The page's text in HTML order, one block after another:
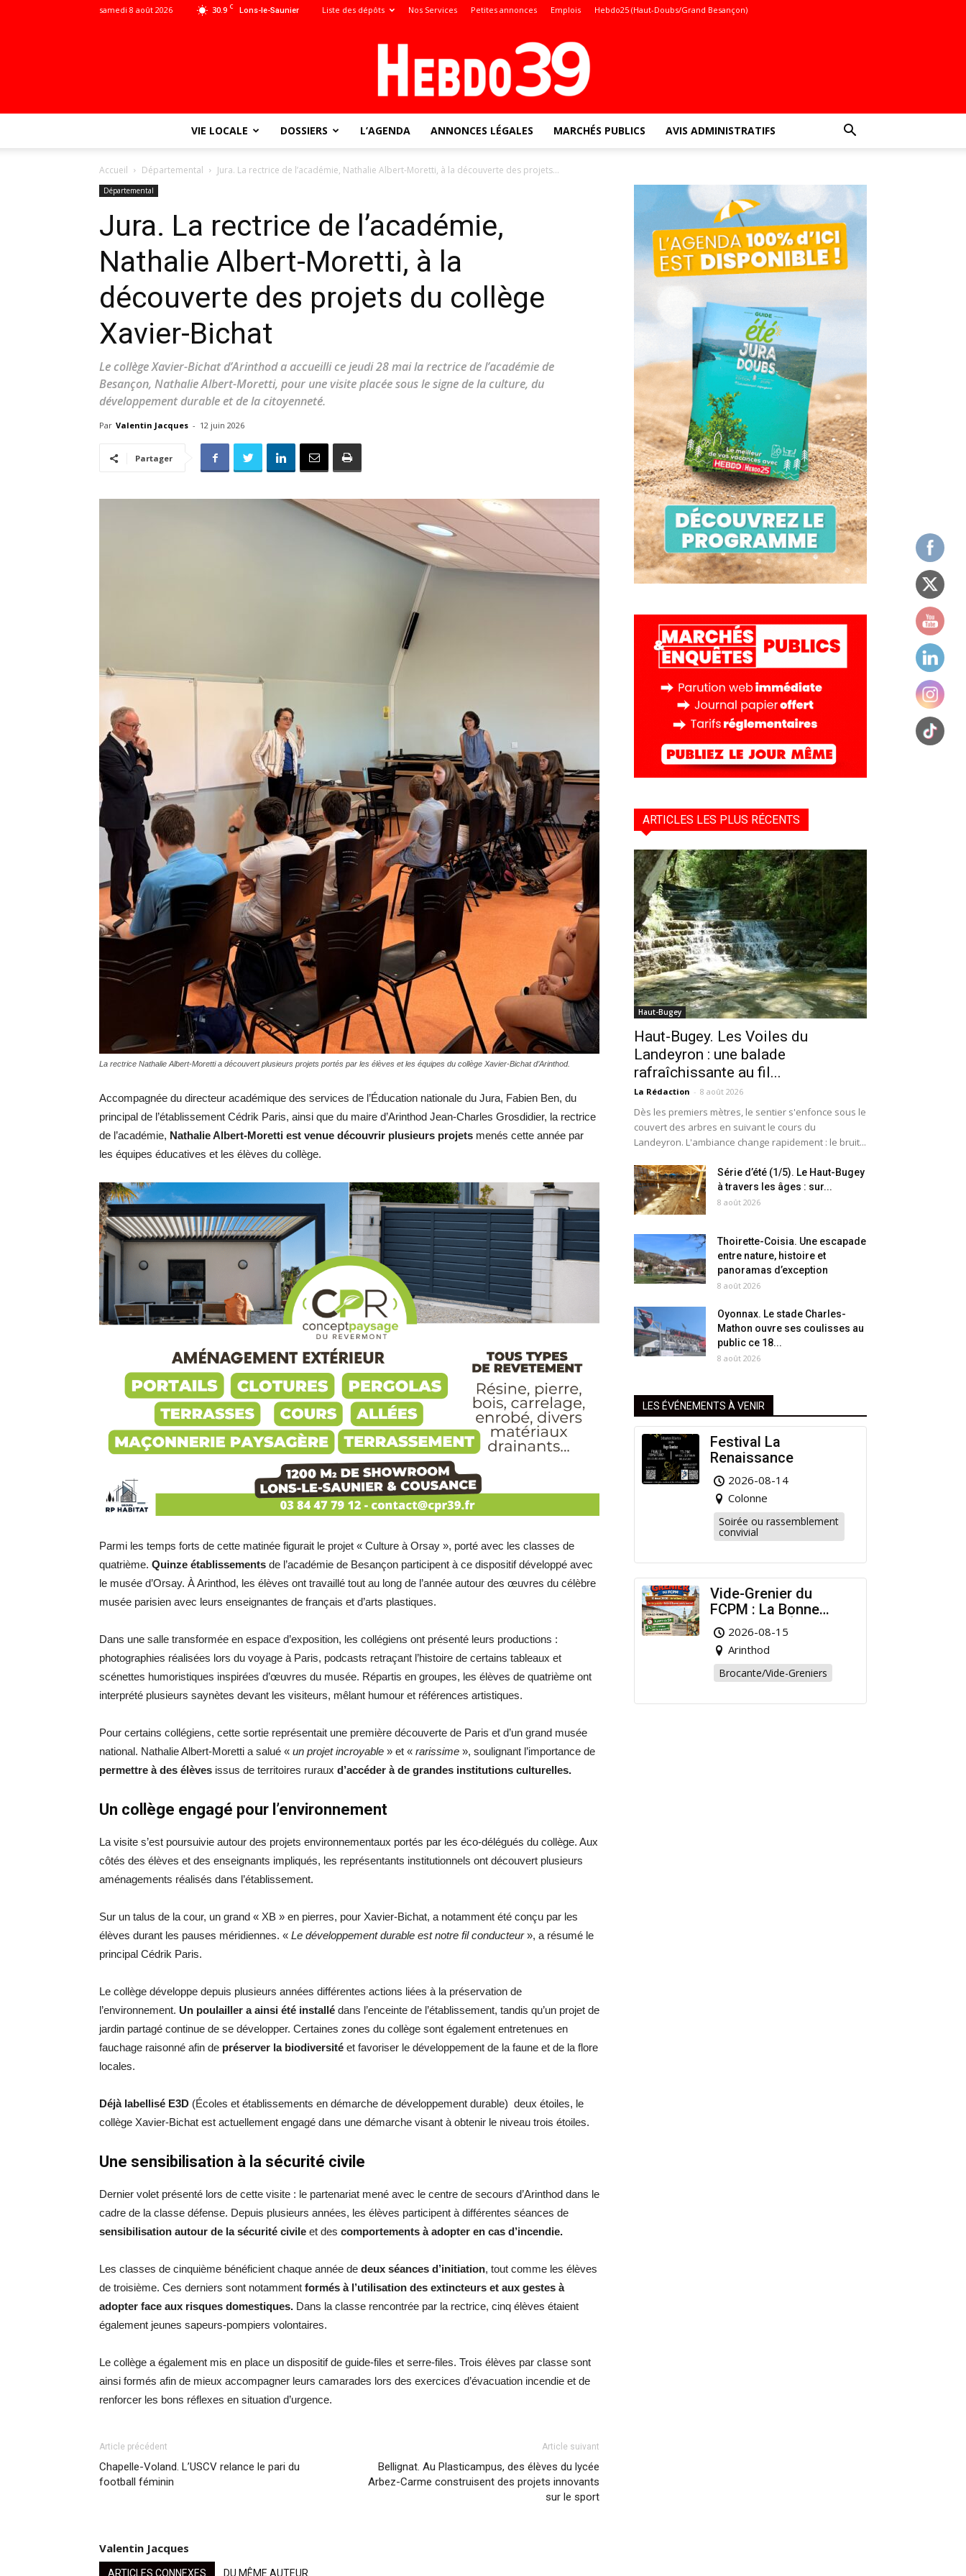
30.9 C Lons-le-Saunier
samedi 8 août 2026 Liste des dépôts Nos Services Petites annonces Emplois Hebdo25 (Haut-Doubs/Grand Besançon)
locale
VIE LOCALE DOSSIERS L’AGENDA ANNONCES LÉGALES MARCHÉS PUBLICS AVIS ADMINISTRATIFS
Accueil Départemental Jura. La rectrice de l’académie, Nathalie Albert-Moretti, à la découverte des projets...
Départemental
Jura. La rectrice de l’académie,
Nathalie Albert-Moretti, à la
découverte des projets du collège
Xavier-Bichat
Le collège Xavier-Bichat d’Arinthod a accueilli ce jeudi 28 mai la rectrice de l’académie de
Besançon, Nathalie Albert-Moretti, pour une visite placée sous le signe de la culture, du
développement durable et de la citoyenneté.
Par Valentin Jacques - 12 juin 2026
Partager
La rectrice Nathalie Albert-Moretti a découvert plusieurs projets portés par les élèves et les équipes du collège Xavier-Bichat d’Arinthod.
Accompagnée du directeur académique des services de l’Éducation nationale du Jura, Fabien Ben, du
principal de l’établissement Cédrik Paris, ainsi que du maire d’Arinthod Jean-Charles Grosdidier, la rectrice
de l’académie, Nathalie Albert-Moretti est venue découvrir plusieurs projets menés cette année par
les équipes éducatives et les élèves du collège.
Parmi les temps forts de cette matinée figurait le projet « Culture à Orsay », porté avec les classes de
quatrième. Quinze établissements de l’académie de Besançon participent à ce dispositif développé avec
le musée d’Orsay. À Arinthod, les élèves ont travaillé tout au long de l’année autour des œuvres du célèbre
musée parisien avec leurs enseignantes de français et d’arts plastiques.
Dans une salle transformée en espace d’exposition, les collégiens ont présenté leurs productions :
photographies réalisées lors du voyage à Paris, podcasts retraçant l’histoire de certains tableaux et
scénettes humoristiques inspirées d’œuvres du musée. Répartis en groupes, les élèves de quatrième ont
interprété plusieurs saynètes devant les visiteurs, mêlant humour et références artistiques.
Pour certains collégiens, cette sortie représentait une première découverte de Paris et d’un grand musée
national. Nathalie Albert-Moretti a salué « un projet incroyable » et « rarissime », soulignant l’importance de
permettre à des élèves issus de territoires ruraux d’accéder à de grandes institutions culturelles.
Un collège engagé pour l’environnement
La visite s’est poursuivie autour des projets environnementaux portés par les éco-délégués du collège. Aux
côtés des élèves et des enseignants impliqués, les représentants institutionnels ont découvert plusieurs
aménagements réalisés dans l’établissement.
Sur un talus de la cour, un grand « XB » en pierres, pour Xavier-Bichat, a notamment été conçu par les
élèves durant les pauses méridiennes. « Le développement durable est notre fil conducteur», a résumé le
principal Cédrik Paris.
Le collège développe depuis plusieurs années différentes actions liées à la préservation de
l’environnement. Un poulailler a ainsi été installé dans l’enceinte de l’établissement, tandis qu’un projet de
jardin partagé continue de se développer. Certaines zones du collège sont également entretenues en
fauchage raisonné afin de préserver la biodiversité et favoriser le développement de la faune et de la flore
locales.
Déjà labellisé E3D (Écoles et établissements en démarche de développement durable) deux étoiles, le
collège Xavier-Bichat est actuellement engagé dans une démarche visant à obtenir le niveau trois étoiles.
Une sensibilisation à la sécurité civile
Dernier volet présenté lors de cette visite : le partenariat mené avec le centre de secours d’Arinthod dans le
cadre de la classe défense. Depuis plusieurs années, les élèves participent à différentes séances de
sensibilisation autour de la sécurité civile et des comportements à adopter en cas d’incendie.
Les classes de cinquième bénéficient chaque année de deux séances d’initiation, tout comme les élèves
de troisième. Ces derniers sont notamment formés à l’utilisation des extincteurs et aux gestes à
adopter face aux risques domestiques. Dans la classe rencontrée par la rectrice, cinq élèves étaient
également jeunes sapeurs-pompiers volontaires.
Le collège a également mis en place un dispositif de guide-files et serre-files. Trois élèves par classe sont
ainsi formés afin de mieux accompagner leurs camarades lors des exercices d’évacuation incendie et de
renforcer les bons réflexes en situation d’urgence.
Article précédent
Chapelle-Voland. L’USCV relance le pari du
football féminin
Article suivant
Bellignat. Au Plasticampus, des élèves du lycée
Arbez-Carme construisent des projets innovants
sur le sport
Valentin Jacques
ARTICLES CONNEXES DU MÊME AUTEUR
ARTICLES LES PLUS RÉCENTS
Haut-Bugey
Haut-Bugey. Les Voiles du
Landeyron : une balade
rafraîchissante au fil...
La Rédaction - 8 août 2026
Dès les premiers mètres, le sentier s'enfonce sous le
couvert des arbres en suivant le cours du
Landeyron. L'ambiance change rapidement : le bruit...
Série d’été (1/5). Le Haut-Bugey
à travers les âges : sur...
8 août 2026
Thoirette-Coisia. Une escapade
entre nature, histoire et
panoramas d’exception
8 août 2026
Oyonnax. Le stade Charles-
Mathon ouvre ses coulisses au
public ce 18...
8 août 2026
LES ÉVÉNEMENTS À VENIR
Festival La
Renaissance
2026-08-14
Colonne
Soirée ou rassemblement
convivial
Vide-Grenier du
FCPM : La Bonne
Affaire de l’Été à
Arinthod !
2026-08-15
Arinthod
Brocante/Vide-Greniers